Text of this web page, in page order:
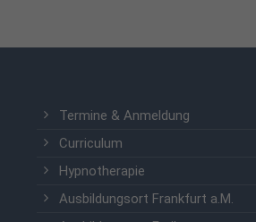
Termine & Anmeldung
Curriculum
Hypnotherapie
Ausbildungsort Frankfurt a.M.